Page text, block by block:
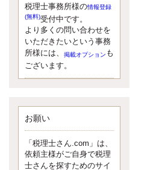
けることおおくなりました。受験申
し込み受け付け開始になるからです
ね。勉強したが、中途半端なので、
受験が無駄に思っている人もいるよ
うです。まず、私ならダメと思う前
に、全力で勝負してみたいです！
更新:2017年5月1日(神奈川県藤沢市)
---------------------
イクメン税理士による税金ブ
ログです。
なくて七クセ 目は口ほどにモノを言
う 色んなことわざがありますが、無
意識に出ている身体のサイン。 心理
学では、ちゃんと意味があるようで
税理士事務所様の情報登録
(無料)受付中です。
より多くの問い合わせを
いただきたいという事務
所様には、
掲載オプション も
ございます。
お願い
「税理士さん.com」は、
依頼主様がご自身で税理
士さんを探すためのサイ